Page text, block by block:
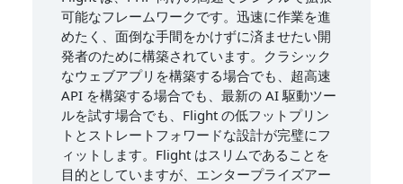
可能なフレームワークです。迅速に作業を進
めたく、面倒な手間をかけずに済ませたい開
発者のために構築されています。クラシック
なウェブアプリを構築する場合でも、超高速
API を構築する場合でも、最新の AI 駆動ツー
ルを試す場合でも、Flight の低フットプリン
トとストレートフォワードな設計が完璧にフ
ィットします。Flight はスリムであることを
目的としていますが、エンタープライズアー